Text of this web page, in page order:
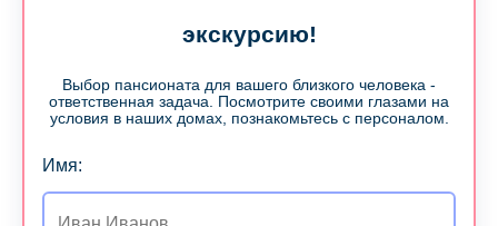
экскурсию!
Выбор пансионата для вашего близкого человека -
ответственная задача. Посмотрите своими глазами на
условия в наших домах, познакомьтесь с персоналом.
Имя: